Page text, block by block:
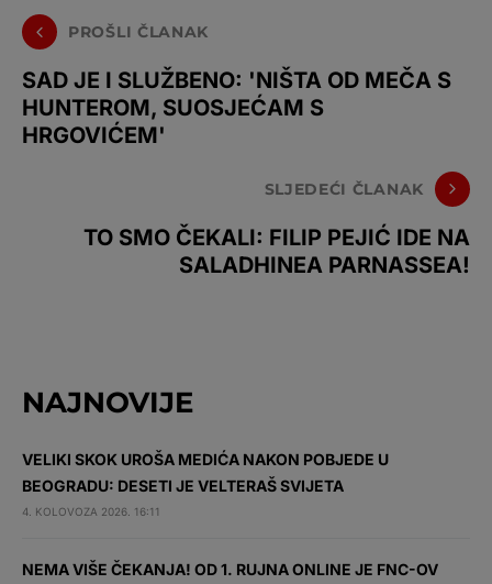
PROŠLI ČLANAK
SAD JE I SLUŽBENO: 'NIŠTA OD MEČA S
HUNTEROM, SUOSJEĆAM S
HRGOVIĆEM'
SLJEDEĆI ČLANAK
TO SMO ČEKALI: FILIP PEJIĆ IDE NA
SALADHINEA PARNASSEA!
NAJNOVIJE
VELIKI SKOK UROŠA MEDIĆA NAKON POBJEDE U
BEOGRADU: DESETI JE VELTERAŠ SVIJETA
4. KOLOVOZA 2026. 16:11
NEMA VIŠE ČEKANJA! OD 1. RUJNA ONLINE JE FNC-OV